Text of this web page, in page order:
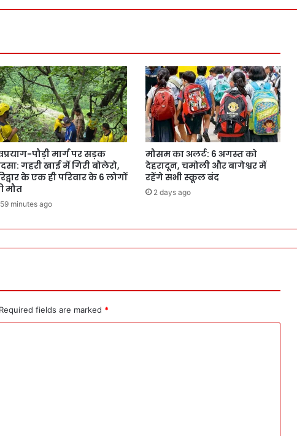
पौड़ी मार्ग पर सड़क
गहरी खाई में गिरी बोलेरो,
के एक ही परिवार के 6 लोगों
मौत
59 minutes ago
मौसम का अलर्ट: 6 अगस्त को
देहरादून, चमोली और बागेश्वर में
रहेंगे सभी स्कूल बंद
2 days ago
Required fields are marked *